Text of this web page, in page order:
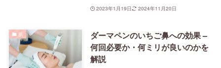
2023年1月19日 2024年11月20日
肌
ダーマペンのいちご鼻への効果 –
何回必要か・何ミリが良いのかを
解説